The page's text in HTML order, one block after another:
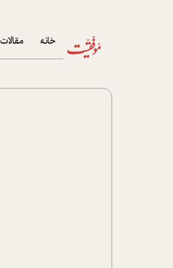
خانه مقالات